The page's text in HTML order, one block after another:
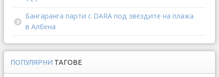
Бангаранга парти с DARA под звездите на плажа
в Албена
ПОПУЛЯРНИ ТАГОВЕ